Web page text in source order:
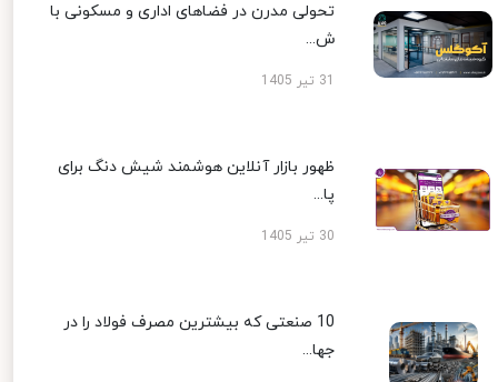
تحولی مدرن در فضاهای اداری و مسکونی با
ش...
ظهور بازار آنلاین هوشمند شیش دنگ برای
پا...
30 تیر 1405
10 صنعتی که بیشترین مصرف فولاد را در
جها...